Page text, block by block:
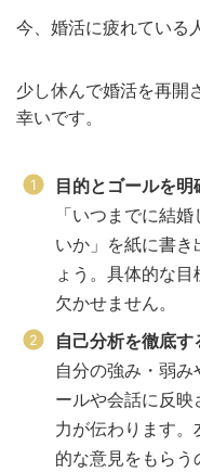
今、婚活に疲れている
少し休んで婚活を再開
幸いです。
目的とゴールを明
「いつまでに結
いか」を紙に書
ょう。具体的な
欠かせません。
自己分析を徹底す
自分の強み・弱
ールや会話に反
力が伝わります
的な意見をもらう